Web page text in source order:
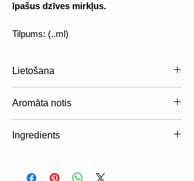
īpašus dzīves mirkļus.
Tilpums: (..ml)
Lietošana
pulsa punktos – uz kakla, plaukstu
saglabātos ilgāk, uzklājiet to uz
Aromāta notis
Rozā pipari
Persiku ziedi
Ingredients
(sweet almond) oil, glycerin,